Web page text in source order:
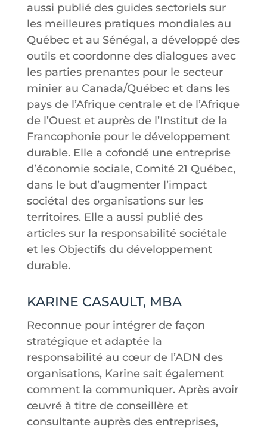
aussi publié des guides sectoriels sur
les meilleures pratiques mondiales au
Québec et au Sénégal, a développé des
outils et coordonne des dialogues avec
les parties prenantes pour le secteur
minier au Canada/Québec et dans les
pays de l’Afrique centrale et de l’Afrique
de l’Ouest et auprès de l’Institut de la
Francophonie pour le développement
durable. Elle a cofondé une entreprise
d’économie sociale, Comité 21 Québec,
dans le but d’augmenter l’impact
sociétal des organisations sur les
territoires. Elle a aussi publié des
articles sur la responsabilité sociétale
et les Objectifs du développement
durable.
KARINE CASAULT, MBA
Reconnue pour intégrer de façon
stratégique et adaptée la
responsabilité au cœur de l’ADN des
organisations, Karine sait également
comment la communiquer. Après avoir
œuvré à titre de conseillère et
consultante auprès des entreprises,